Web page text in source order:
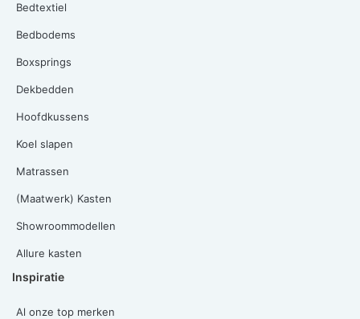
Bedtextiel
Bedbodems
Boxsprings
Dekbedden
Hoofdkussens
Koel slapen
Matrassen
(Maatwerk) Kasten
Showroommodellen
Allure kasten
Inspiratie
Al onze top merken